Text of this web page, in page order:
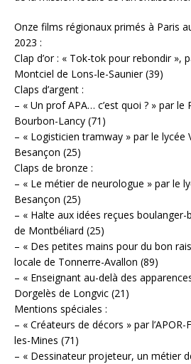
Onze films régionaux primés à Paris
2023 :
Clap d’or : « Tok-tok pour rebondir »,
Montciel de Lons-le-Saunier (39)
Claps d’argent :
– « Un prof APA… c’est quoi ? » par le
Bourbon-Lancy (71)
– « Logisticien tramway » par le lycée
Besançon (25)
Claps de bronze :
– « Le métier de neurologue » par le
Besançon (25)
– « Halte aux idées reçues boulanger-
de Montbéliard (25)
– « Des petites mains pour du bon
locale de Tonnerre-Avallon (89)
– « Enseignant au-delà des
Dorgelès de Longvic (21)
Mentions spéciales :
– « Créateurs de décors » par
les-Mines (71)
– « Dessinateur projeteur, un métier